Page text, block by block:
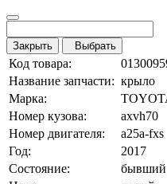
Закрыть Выбрать
Код товара:
Название запчасти: крыло
Марка:
Номер кузова:
axvh70
Номер двигателя:
a25a-fxs
Год:
2017
Состояние:
бывший